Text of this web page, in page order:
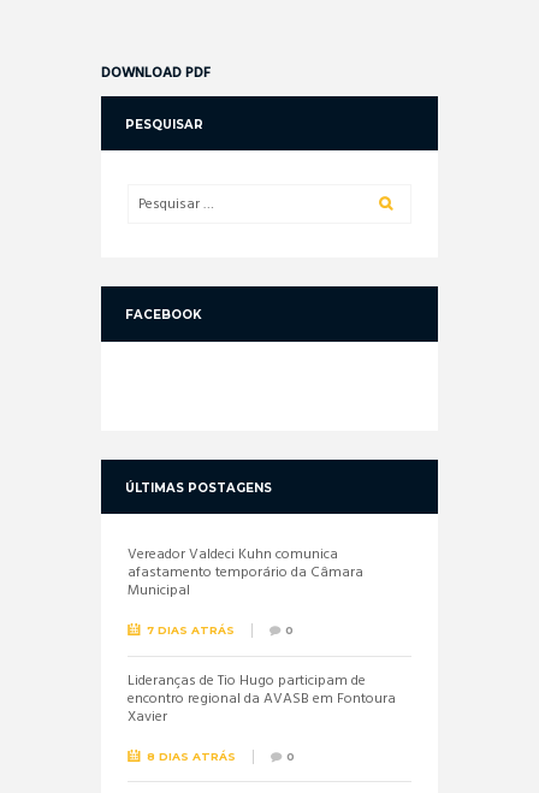
DOWNLOAD PDF
PESQUISAR
FACEBOOK
ÚLTIMAS POSTAGENS
Vereador Valdeci Kuhn comunica
afastamento temporário da Câmara
Municipal
7 DIAS ATRÁS 0
Lideranças de Tio Hugo participam de
encontro regional da AVASB em Fontoura
Xavier
8 DIAS ATRÁS 0